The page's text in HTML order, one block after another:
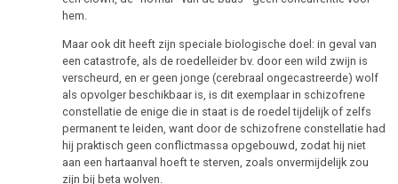
hem.
Maar ook dit heeft zijn speciale biologische doel: in geval van
een catastrofe, als de roedelleider bv. door een wild zwijn is
verscheurd, en er geen jonge (cerebraal ongecastreerde) wolf
als opvolger beschikbaar is, is dit exemplaar in schizofrene
constellatie de enige die in staat is de roedel tijdelijk of zelfs
permanent te leiden, want door de schizofrene constellatie had
hij praktisch geen conflictmassa opgebouwd, zodat hij niet
aan een hartaanval hoeft te sterven, zoals onvermijdelijk zou
zijn bij beta wolven.